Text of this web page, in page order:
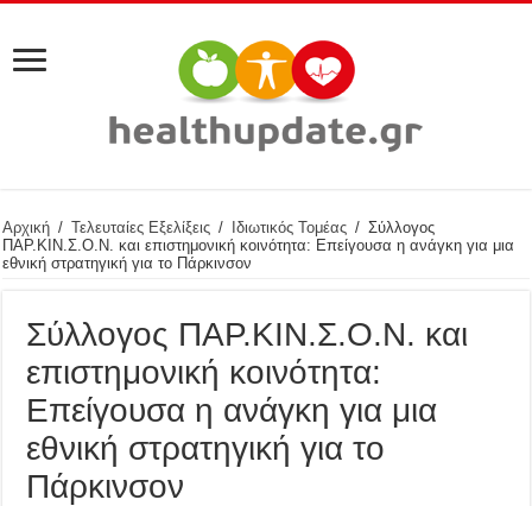
Αρχική / Τελευταίες Εξελίξεις / Ιδιωτικός Τομέας / Σύλλογος
ΠΑΡ.ΚΙΝ.Σ.Ο.Ν. και επιστημονική κοινότητα: Επείγουσα η ανάγκη για μια
εθνική στρατηγική για το Πάρκινσον
Σύλλογος ΠΑΡ.ΚΙΝ.Σ.Ο.Ν. και
επιστημονική κοινότητα:
Επείγουσα η ανάγκη για μια
εθνική στρατηγική για το
Πάρκινσον